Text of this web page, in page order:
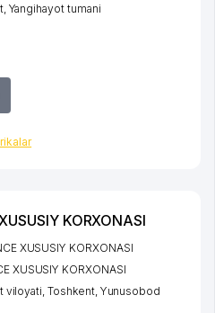
, Yangihayot tumani
KORXONASI
XUSUSIY KORXONASI
XUSUSIY KORXONASI
viloyati ,Toshkent, Yunusobod